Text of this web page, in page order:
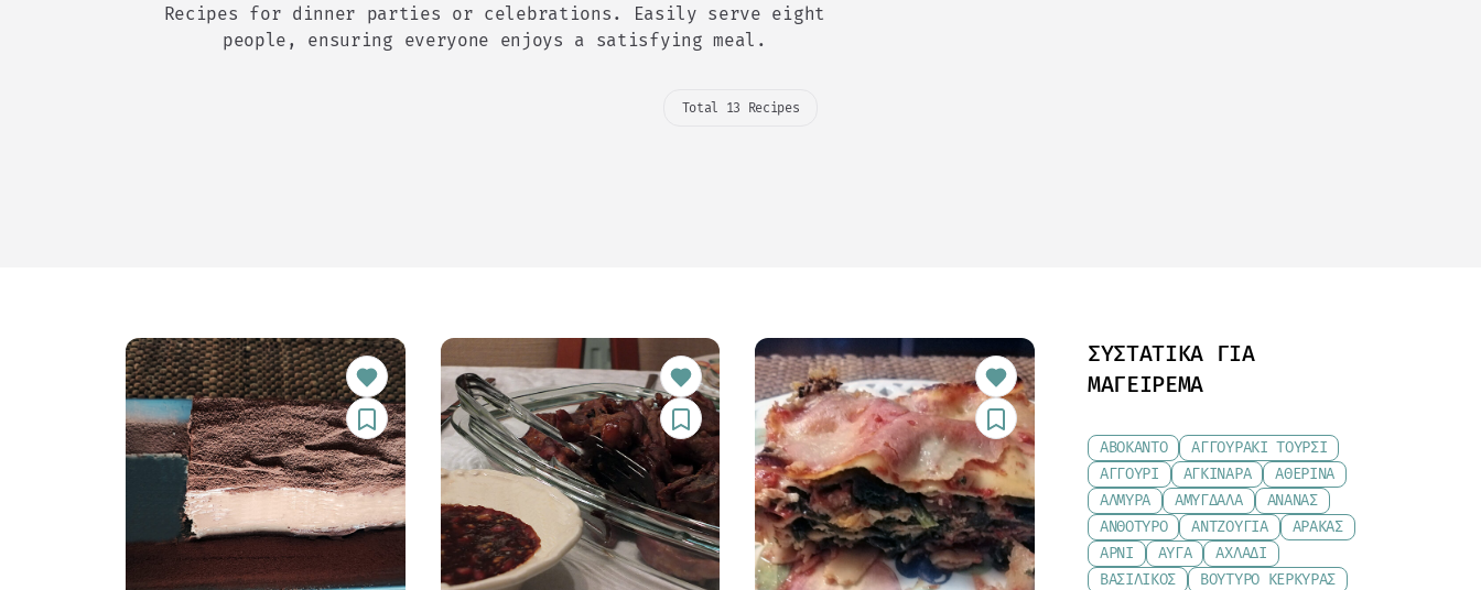
Recipes for dinner parties or celebrations. Easily serve eight
people, ensuring everyone enjoys a satisfying meal.
Total 13 Recipes
ΣΥΣΤΑΤΙΚΆ ΓΙΑ
ΜΑΓΕΊΡΕΜΑ
ΑΒΟΚΆΝΤΟ
ΑΓΓΟΥΡΆΚΙ ΤΟΥΡΣΊ
ΑΓΓΟΎΡΙ
ΑΓΚΙΝΆΡΑ
ΑΘΕΡΊΝΑ
ΑΛΜΎΡΑ
ΑΜΎΓΔΑΛΑ
ΑΝΑΝΆΣ
ΑΝΘΌΤΥΡΟ
ΑΝΤΖΟΎΓΙΑ
ΑΡΑΚΆΣ
ΑΡΝΊ
ΑΥΓΆ
ΑΧΛΆΔΙ
ΒΑΣΙΛΙΚΌΣ
ΒΟΎΤΥΡΟ ΚΕΡΚΎΡΑΣ